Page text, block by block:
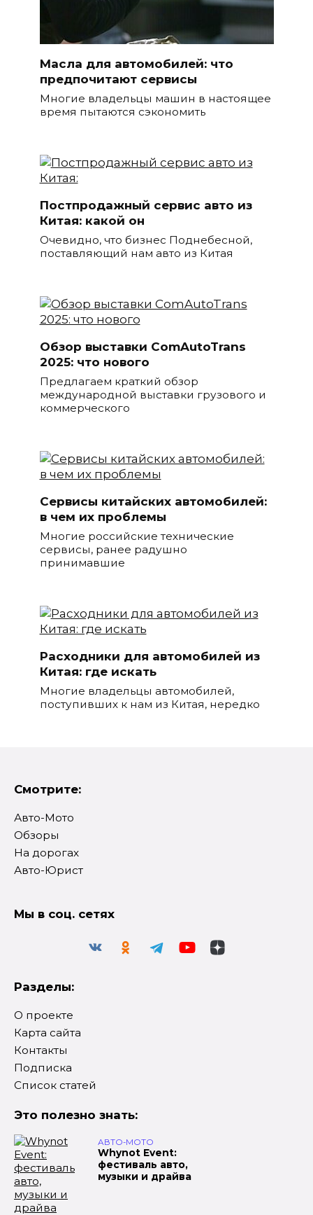
Масла для автомобилей: что
предпочитают сервисы
Многие владельцы машин в настоящее
время пытаются сэкономить
Постпродажный сервис авто из
Китая: какой он
Очевидно, что бизнес Поднебесной,
поставляющий нам авто из Китая
Обзор выставки ComAutoTrans
2025: что нового
Предлагаем краткий обзор
международной выставки грузового и
коммерческого
Сервисы китайских автомобилей:
в чем их проблемы
Многие российские технические
сервисы, ранее радушно
принимавшие
Расходники для автомобилей из
Китая: где искать
Многие владельцы автомобилей,
поступивших к нам из Китая, нередко
Смотрите:
Авто-Мото
Обзоры
На дорогах
Авто-Юрист
Мы в соц. сетях
Разделы:
О проекте
Карта сайта
Контакты
Подписка
Список статей
Это полезно знать:
АВТО-МОТО
Whynot Event:
фестиваль авто,
музыки и драйва